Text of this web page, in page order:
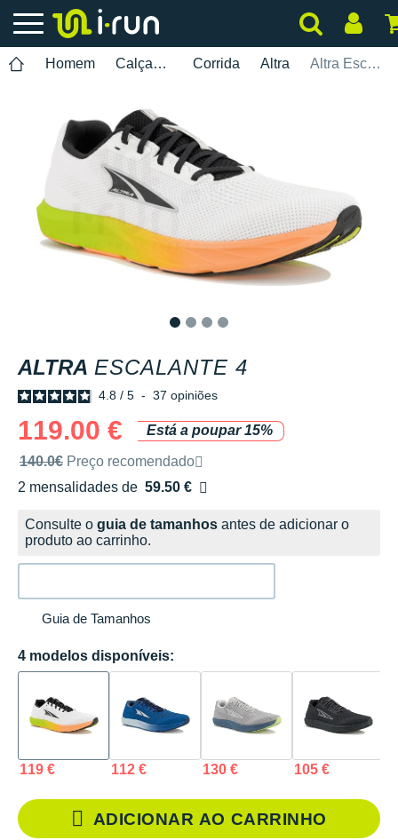
Homem Calçados Corrida Altra Altra Escalante 4
ALTRA ESCALANTE 4
4.8 / 5 - 37 opiniões
119.00 €
Está a poupar 15%
Preço de venda recomendado pela marca
140.0€ Preço recomendado
2 mensalidades de 59.50 €
sem custos
Consulte o guia de tamanhos antes de adicionar o
produto ao carrinho.
Guia de Tamanhos
4 modelos disponíveis:
119 € 112 € 130 € 105 €
ADICIONAR AO CARRINHO